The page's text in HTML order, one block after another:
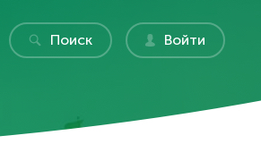
Поиск Войти